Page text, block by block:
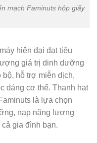
mạch Faminuts hộp giấy
hiện đại đạt tiêu
giá trị dinh dưỡng
hỗ trợ miễn dịch,
dáng cơ thể. Thanh hạt
là lựa chọn
nạp năng lượng
gia đình bạn.